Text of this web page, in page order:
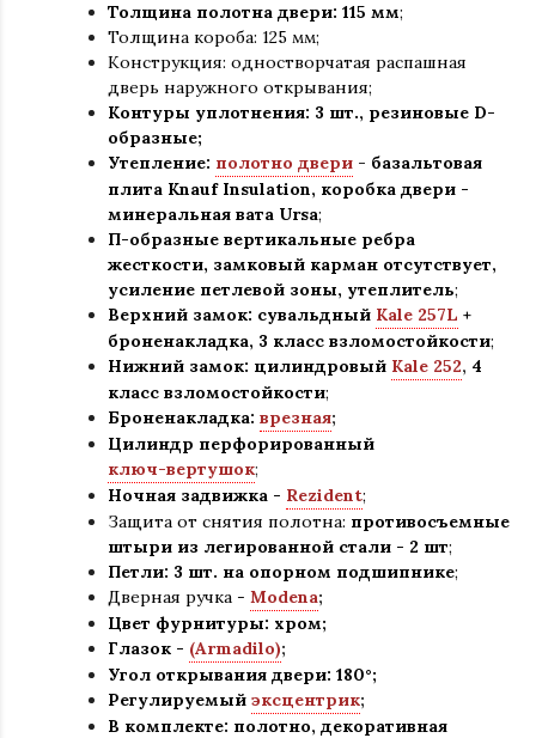
Толщина полотна двери: 115 мм;
Толщина короба: 125 мм;
Конструкция: одностворчатая распашная
дверь наружного открывания;
Контуры уплотнения: 3 шт., резиновые D-
образные;
Утепление: полотно двери - базальтовая
плита Knauf Insulation, коробка двери -
минеральная вата Ursa;
П-образные вертикальные ребра
жесткости, замковый карман отсутствует,
усиление петлевой зоны, утеплитель;
Верхний замок: сувальдный Kale 257L +
броненакладка, 3 класс взломостойкости;
Нижний замок: цилиндровый Kale 252, 4
класс взломостойкости;
Броненакладка: врезная;
Цилиндр перфорированный
ключ-вертушок;
Ночная задвижка - Rezident;
Защита от снятия полотна: противосъемные
штыри из легированной стали - 2 шт;
Петли: 3 шт. на опорном подшипнике;
Дверная ручка - Modena;
Цвет фурнитуры: хром;
Глазок - (Armadilo);
Угол открывания двери: 180°;
Регулируемый эксцентрик;
В комплекте: полотно, декоративная